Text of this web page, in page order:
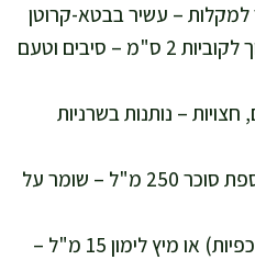
שורש סלרי 250 גרם, חתוך לקוביות 2 ס"מ – סיבים וטעם
שמפיניון 250 גרם, חצויות – נותנות בשרניות
מים או ציר ירקות ללא תוספת סוכר 250 מ"ל – שומר על
חומץ תפוחים 10 מ"ל (2 כפיות) או מיץ לימון 15 מ"ל –